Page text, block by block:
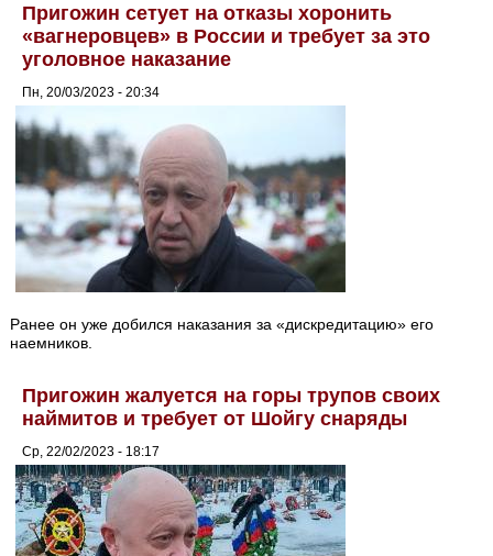
Пригожин сетует на отказы хоронить
«вагнеровцев» в России и требует за это
уголовное наказание
Пн, 20/03/2023 - 20:34
Ранее он уже добился наказания за «дискредитацию» его
наемников.
Пригожин жалуется на горы трупов своих
наймитов и требует от Шойгу снаряды
Ср, 22/02/2023 - 18:17